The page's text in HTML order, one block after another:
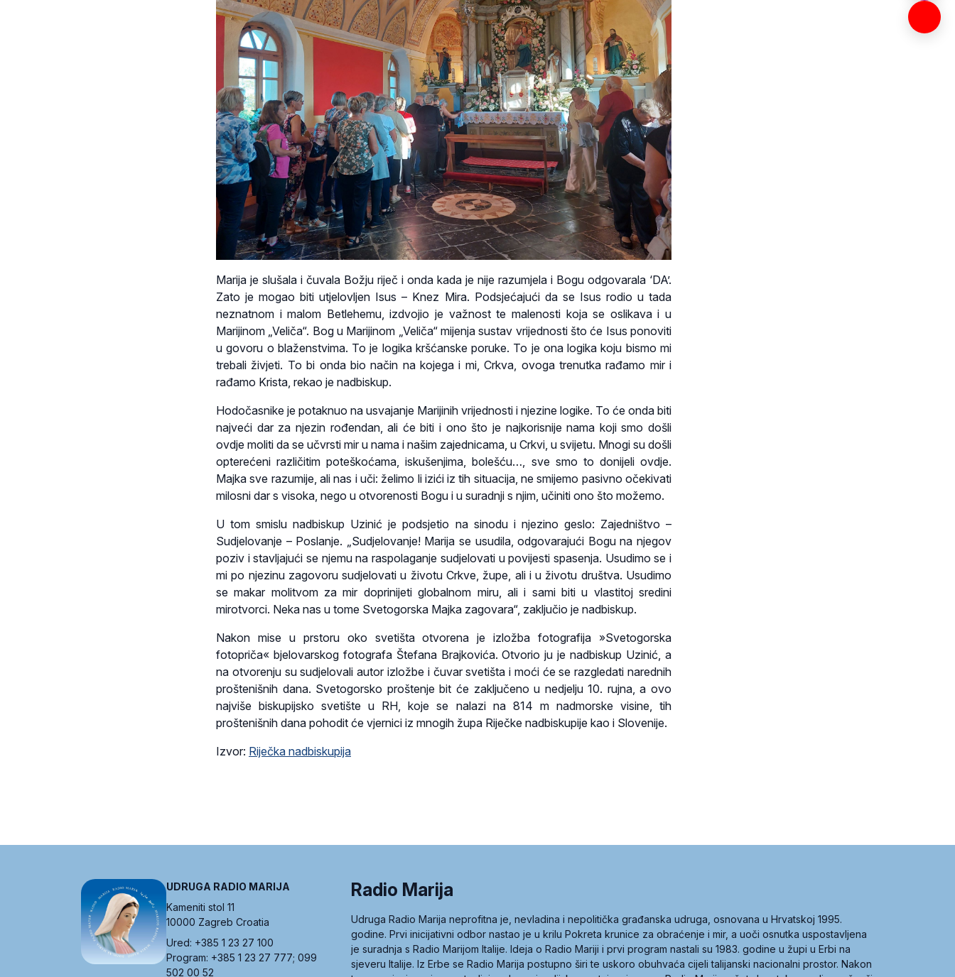
Marija je slušala i čuvala Božju riječ i onda kada je nije razumjela i Bogu odgovarala ‘DA’.
Zato je mogao biti utjelovljen Isus – Knez Mira. Podsjećajući da se Isus rodio u tada
neznatnom i malom Betlehemu, izdvojio je važnost te malenosti koja se oslikava i u
Marijinom „Veliča“. Bog u Marijinom „Veliča“ mijenja sustav vrijednosti što će Isus ponoviti
u govoru o blaženstvima. To je logika kršćanske poruke. To je ona logika koju bismo mi
trebali živjeti. To bi onda bio način na kojega i mi, Crkva, ovoga trenutka rađamo mir i
rađamo Krista, rekao je nadbiskup.
Hodočasnike je potaknuo na usvajanje Marijinih vrijednosti i njezine logike. To će onda biti
najveći dar za njezin rođendan, ali će biti i ono što je najkorisnije nama koji smo došli
ovdje moliti da se učvrsti mir u nama i našim zajednicama, u Crkvi, u svijetu. Mnogi su došli
opterećeni različitim poteškoćama, iskušenjima, bolešću…, sve smo to donijeli ovdje.
Majka sve razumije, ali nas i uči: želimo li izići iz tih situacija, ne smijemo pasivno očekivati
milosni dar s visoka, nego u otvorenosti Bogu i u suradnji s njim, učiniti ono što možemo.
U tom smislu nadbiskup Uzinić je podsjetio na sinodu i njezino geslo: Zajedništvo –
Sudjelovanje – Poslanje. „Sudjelovanje! Marija se usudila, odgovarajući Bogu na njegov
poziv i stavljajući se njemu na raspolaganje sudjelovati u povijesti spasenja. Usudimo se i
mi po njezinu zagovoru sudjelovati u životu Crkve, župe, ali i u životu društva. Usudimo
se makar molitvom za mir doprinijeti globalnom miru, ali i sami biti u vlastitoj sredini
mirotvorci. Neka nas u tome Svetogorska Majka zagovara“, zaključio je nadbiskup.
Nakon mise u prstoru oko svetišta otvorena je izložba fotografija »Svetogorska
fotopriča« bjelovarskog fotografa Štefana Brajkovića. Otvorio ju je nadbiskup Uzinić, a
na otvorenju su sudjelovali autor izložbe i čuvar svetišta i moći će se razgledati narednih
proštenišnih dana. Svetogorsko proštenje bit će zaključeno u nedjelju 10. rujna, a ovo
najviše biskupijsko svetište u RH, koje se nalazi na 814 m nadmorske visine, tih
proštenišnih dana pohodit će vjernici iz mnogih župa Riječke nadbiskupije kao i Slovenije.
Izvor: Riječka nadbiskupija
UDRUGA RADIO MARIJA
Kameniti stol 11
10000 Zagreb Croatia
Ured: +385 1 23 27 100
Program: +385 1 23 27 777; 099
502 00 52
Radio Marija
Udruga Radio Marija neprofitna je, nevladina i nepolitička građanska udruga, osnovana u Hrvatskoj 1995.
godine. Prvi inicijativni odbor nastao je u krilu Pokreta krunice za obraćenje i mir, a uoči osnutka uspostavljena
je suradnja s Radio Marijom Italije. Ideja o Radio Mariji i prvi program nastali su 1983. godine u župi u Erbi na
sjeveru Italije. Iz Erbe se Radio Marija postupno širi te uskoro obuhvaća cijeli talijanski nacionalni prostor. Nakon